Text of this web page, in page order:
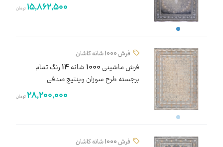
15,862,500 تومان
فرش 1000 شانه کاشان
فرش ماشینی 1000 شانه 14 رنگ تمام
برجسته طرح سوزان وینتیج صدفی
28,200,000تومان
فرش 1000 شانه کاشان